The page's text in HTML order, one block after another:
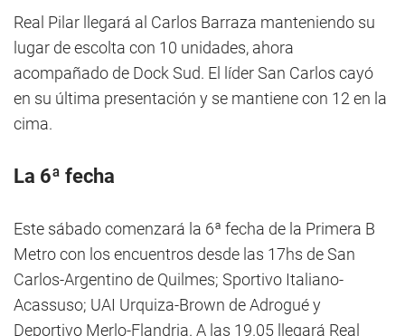
Real Pilar llegará al Carlos Barraza manteniendo su
lugar de escolta con 10 unidades, ahora
acompañado de Dock Sud. El líder San Carlos cayó
en su última presentación y se mantiene con 12 en la
cima.
La 6ª fecha
Este sábado comenzará la 6ª fecha de la Primera B
Metro con los encuentros desde las 17hs de San
Carlos-Argentino de Quilmes; Sportivo Italiano-
Acassuso; UAI Urquiza-Brown de Adrogué y
Deportivo Merlo-Flandria. A las 19.05 llegará Real